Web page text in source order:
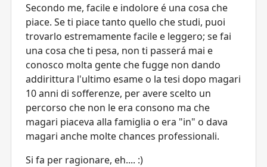
Secondo me, facile e indolore é una cosa che
piace. Se ti piace tanto quello che studi, puoi
trovarlo estremamente facile e leggero; se fai
una cosa che ti pesa, non ti passerá mai e
conosco molta gente che fugge non dando
addirittura l'ultimo esame o la tesi dopo magari
10 anni di sofferenze, per avere scelto un
percorso che non le era consono ma che
magari piaceva alla famiglia o era "in" o dava
magari anche molte chances professionali.
Si fa per ragionare, eh.... :)